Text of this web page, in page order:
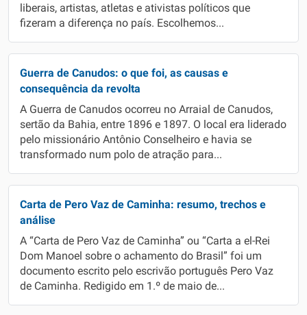
liberais, artistas, atletas e ativistas políticos que
fizeram a diferença no país. Escolhemos...
Guerra de Canudos: o que foi, as causas e
consequência da revolta
A Guerra de Canudos ocorreu no Arraial de Canudos,
sertão da Bahia, entre 1896 e 1897. O local era liderado
pelo missionário Antônio Conselheiro e havia se
transformado num polo de atração para...
Carta de Pero Vaz de Caminha: resumo, trechos e
análise
A “Carta de Pero Vaz de Caminha” ou “Carta a el-Rei
Dom Manoel sobre o achamento do Brasil” foi um
documento escrito pelo escrivão português Pero Vaz
de Caminha. Redigido em 1.º de maio de...